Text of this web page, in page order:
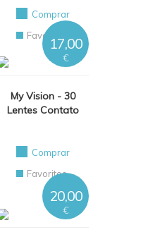
Comprar
Favoritos
My Vision - 30
Lentes Contato
17,00
€
Comprar
Favoritos
20,00
€